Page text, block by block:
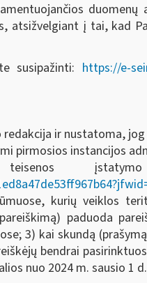
atsižvelgiant į tai, kad
susipažinti: https://e-
ir nustatoma,
pirmosios instancijos
teisenos
kurių veiklos
paduoda
3) kai skundą
bendrai
nuo 2024 m. sausio 1 d.